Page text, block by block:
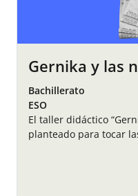
Gernika y las
Bachillerato
ESO
El taller didáctico
planteado para tocar